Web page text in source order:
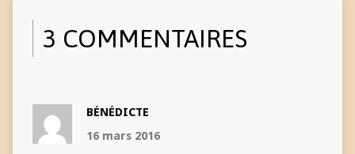
3 COMMENTAIRES
BÉNÉDICTE
16 mars 2016